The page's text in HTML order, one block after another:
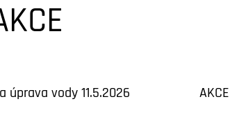
úprava vody 11.5.2026